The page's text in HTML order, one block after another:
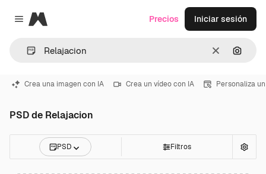
Close menu
Magnific
Borrar
Precios Iniciar sesión
Crea una imagen con IA Crea un vídeo con IA Personaliza
PSD de Relajacion
PSD Filtros